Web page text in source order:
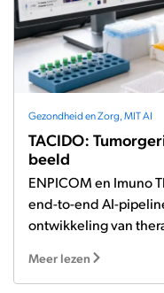
Gezondheid en Zorg MIT AI
TACIDO:
beeld
ENPICOM en Imuno
end-to-end AI-
ontwikkeling van
Meer lezen